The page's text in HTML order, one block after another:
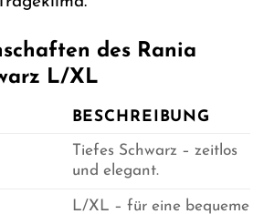
des Rania
L/XL
BESCHREIBUNG
Tiefes Schwarz – zeitlos
und elegant.
L/XL – für eine bequeme